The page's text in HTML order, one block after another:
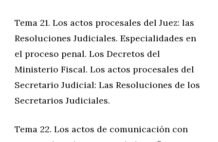
Tema 21. Los actos procesales del Juez: las
Resoluciones Judiciales. Especialidades en
el proceso penal. Los Decretos del
Ministerio Fiscal. Los actos procesales del
Secretario Judicial: Las Resoluciones de los
Secretarios Judiciales.
Tema 22. Los actos de comunicación con